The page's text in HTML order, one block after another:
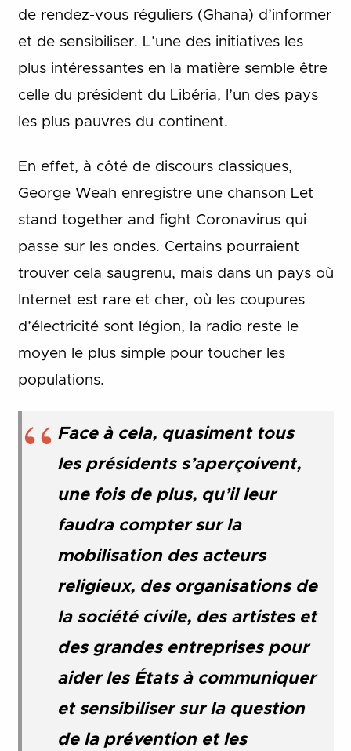
de rendez-vous réguliers (Ghana) d’informer
et de sensibiliser. L’une des initiatives les
plus intéressantes en la matière semble être
celle du président du Libéria, l’un des pays
les plus pauvres du continent.
En effet, à côté de discours classiques,
George Weah enregistre une chanson Let
stand together and fight Coronavirus qui
passe sur les ondes. Certains pourraient
trouver cela saugrenu, mais dans un pays où
Internet est rare et cher, où les coupures
d’électricité sont légion, la radio reste le
moyen le plus simple pour toucher les
populations.
Face à cela, quasiment tous
les présidents s’aperçoivent,
une fois de plus, qu’il leur
faudra compter sur la
mobilisation des acteurs
religieux, des organisations de
la société civile, des artistes et
des grandes entreprises pour
aider les États à communiquer
et sensibiliser sur la question
de la prévention et les